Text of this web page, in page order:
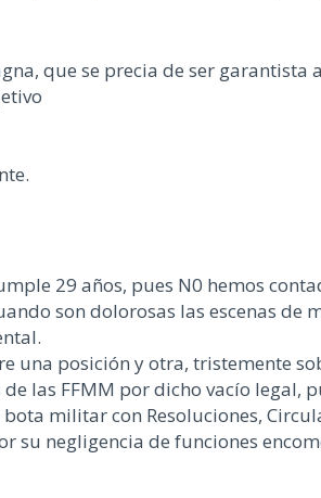
que se precia de ser garantista
29 años, pues N0 hemos
son dolorosas las escenas de
una posición y otra, tristemente
las FFMM por dicho vacío legal,
militar con Resoluciones,
negligencia de funciones